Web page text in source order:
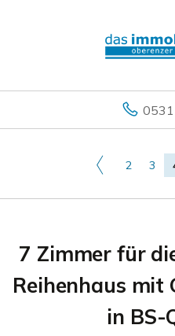
2 3
7 Zimmer für
Reihenhaus mit
in BS-